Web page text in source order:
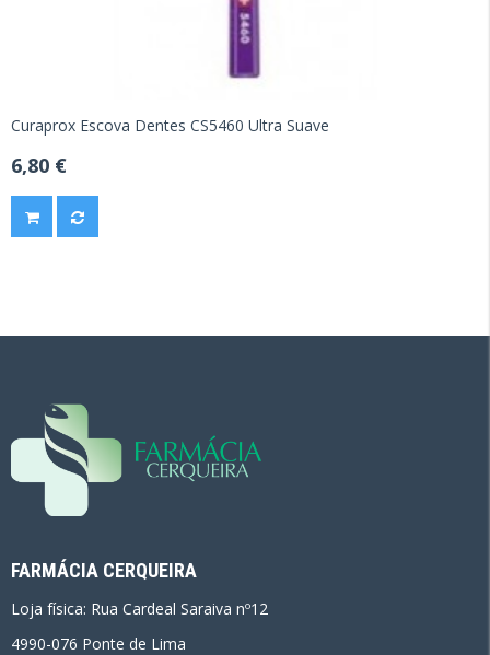
Curaprox Escova Dentes CS5460 Ultra Suave
6,80 €
FARMÁCIA CERQUEIRA
Loja física: Rua Cardeal Saraiva nº12
4990-076 Ponte de Lima